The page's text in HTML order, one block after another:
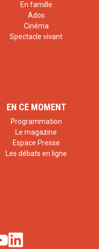
En famille
Ados
Cinéma
Spectacle vivant
EN CE MOMENT
Programmation
Le magazine
Espace Presse
Les débats en ligne